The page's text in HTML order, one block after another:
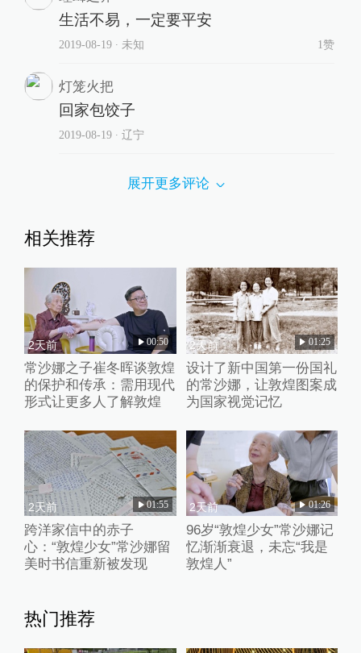
生活不易，一定要平安
2019-08-19∙ 未知 1赞
灯笼火把
回家包饺子
2019-08-19∙ 辽宁
展开更多评论
相关推荐
2天前 00:50
常沙娜之子崔冬晖谈敦煌
的保护和传承：需用现代
形式让更多人了解敦煌
2天前 01:25
设计了新中国第一份国礼
的常沙娜，让敦煌图案成
为国家视觉记忆
2天前 01:55
跨洋家信中的赤子
心：“敦煌少女”常沙娜留
美时书信重新被发现
2天前 01:26
96岁“敦煌少女”常沙娜记
忆渐渐衰退，未忘“我是
敦煌人”
热门推荐